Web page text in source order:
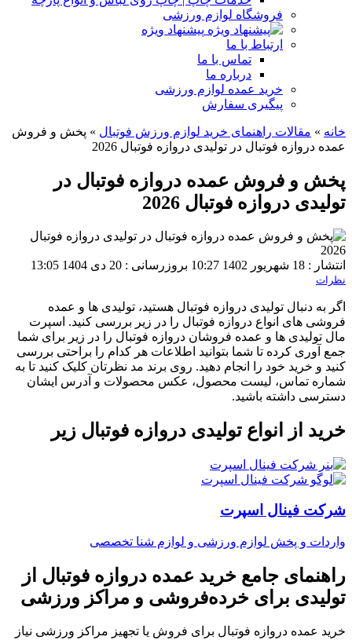
فروشگاه لوازم ورزشی
پیشنهاد ویژه
ارتباط با ما
تماس با ما
درباره ما
خرید عمده لوازم ورزشی
پیگیری سفارش
خانه » مقالات راهنمای خرید لوازم ورزش فوتبال » پخش و فروش
عمده دروازه فوتبال در تولیدی دروازه فوتبال 2026
پخش و فروش عمده دروازه فوتبال در
تولیدی دروازه فوتبال 2026
انتشار : 18 شهریور 1402 10:27 بروزرسانی : 20 دی 1404 13:05
نظرات
اگر به دنبال تولیدی دروازه فوتبال هستید، تولیدی ها و عمده
فروشی های انواع دروازه فوتبال را در زیر بررسی کنید. اسپرت
مال تولیدی ها و عمده فروشان دروازه فوتبال را در زیر برای شما
جمع آوری کرده تا شما بتوانید اطلاعات هر کدام را براحتی بررسی
کنید و خرید خود را انجام دهید. روی برند مد نظرتان کلیک کنید تا به
شماره تماس، لیست محصول، عکس محصولات و آدرس ایشان
دسترسی داشته باشید.
خرید از انواع تولیدی دروازه فوتبال زیر
شرکت فینال اسپرت
واردات و پخش لوازم ورزشی و لوازم شنا تخصصی
راهنمای جامع خرید عمده دروازه فوتبال از
تولیدی برای خرده‌فروشی و مراکز ورزشی
خرید عمده دروازه فوتبال برای فروش یا تجهیز مراکز ورزشی نیاز